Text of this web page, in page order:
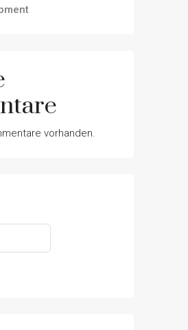
vorhanden.